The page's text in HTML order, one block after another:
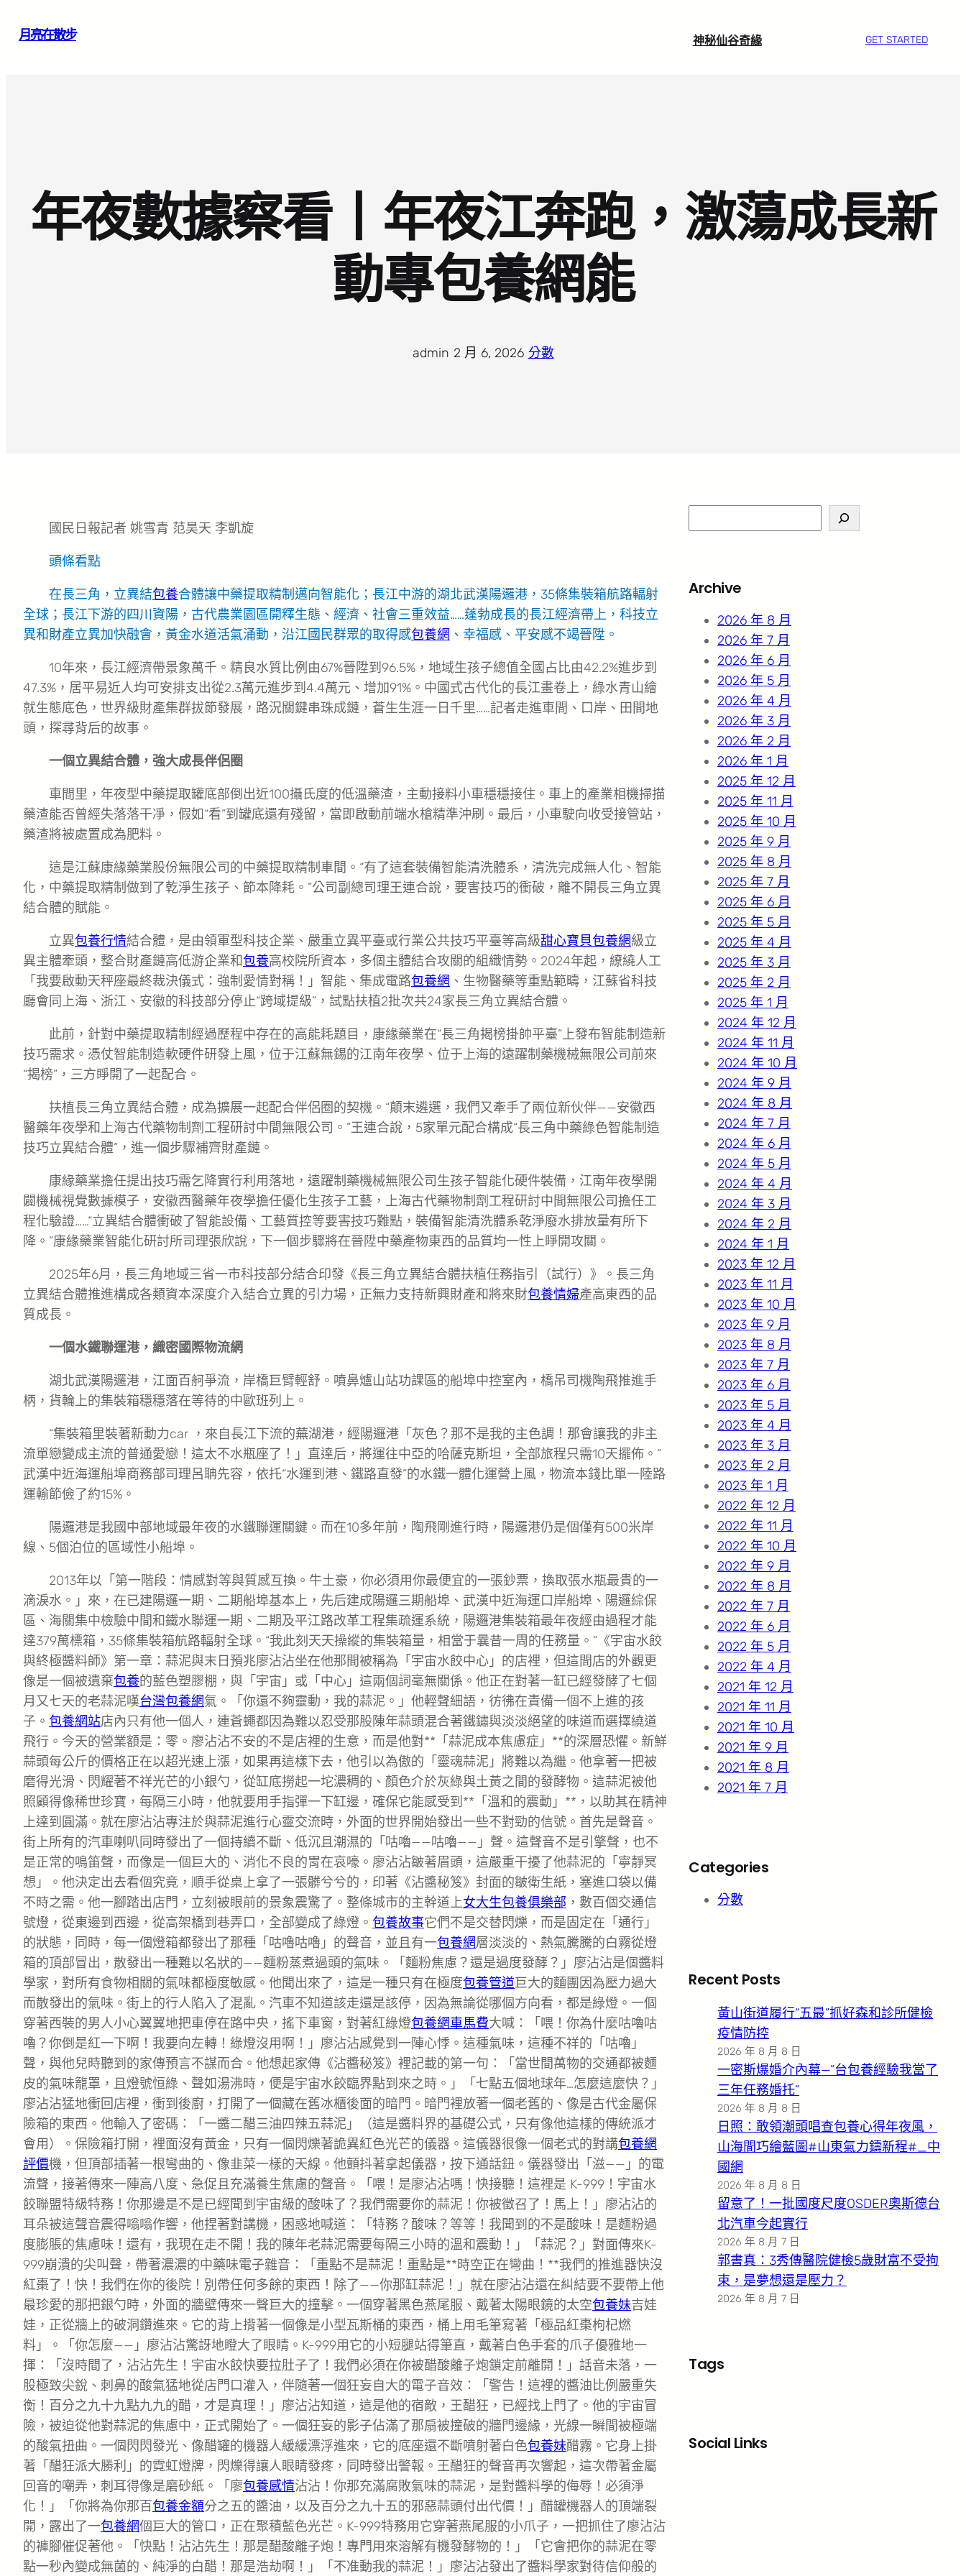
月亮在散步 神秘仙谷奇緣 GET STARTED
年夜數據察看丨年夜江奔跑，激蕩成長新
動專包養網能
admin 2 月 6, 2026· 分數
國民日報記者 姚雪青 范昊天 李凱旋
頭條看點
在長三角，立異結包養合體讓中藥提取精制邁向智能化；長江中游的湖北武漢陽邏港，35條集裝箱航路輻射
全球；長江下游的四川資陽，古代農業園區開釋生態、經濟、社會三重效益……蓬勃成長的長江經濟帶上，科技立
異和財產立異加快融會，黃金水道活氣涌動，沿江國民群眾的取得感包養網 、幸福感、平安感不竭晉陞。
10年來，長江經濟帶景象萬千。精良水質比例由67%晉陞到96.5%，地域生孩子總值全國占比由42.2%進步到
47.3%，居平易近人均可安排支出從2.3萬元進步到4.4萬元、增加91%。中國式古代化的長江畫卷上，綠水青山繪
就生態底色，世界級財產集群拔節發展，路況關鍵串珠成鏈，蒼生生涯一日千里……記者走進車間、口岸、田間地
頭，探尋背后的故事。
一個立異結合體，強大成長伴侶圈
車間里，年夜型中藥提取罐底部倒出近100攝氏度的低溫藥渣，主動接料小車穩穩接住。車上的產業相機掃描
藥渣能否曾經失落落干凈，假如“看”到罐底還有殘留，當即啟動前端水槍精準沖刷。最后，小車駛向收受接管站，
藥渣將被處置成為肥料。
這是江蘇康緣藥業股份無限公司的中藥提取精制車間。“有了這套裝備智能清洗體系，清洗完成無人化、智能
化，中藥提取精制做到了乾淨生孩子、節本降耗。”公司副總司理王連合說，要害技巧的衝破，離不開長三角立異
結合體的賦能。
立異包養行情結合體，是由領軍型科技企業、嚴重立異平臺或行業公共技巧平臺等高級甜心寶貝包養網級立
異主體牽頭，整合財產鏈高低游企業和包養高校院所資本，多個主體結合攻關的組織情勢。2024年起，繚繞人工
「我要啟動天秤座最終裁決儀式：強制愛情對稱！」智能、集成電路包養網 、生物醫藥等重點範疇，江蘇省科技
廳會同上海、浙江、安徽的科技部分停止“跨域提級”，試點扶植2批次共24家長三角立異結合體。
此前，針對中藥提取精制經過歷程中存在的高能耗題目，康緣藥業在“長三角揭榜掛帥平臺”上發布智能制造新
技巧需求。憑仗智能制造軟硬件研發上風，位于江蘇無錫的江南年夜學、位于上海的遠躍制藥機械無限公司前來
“揭榜”，三方睜開了一起配合。
扶植長三角立異結合體，成為擴展一起配合伴侶圈的契機。“顛末遴選，我們又牽手了兩位新伙伴——安徽西
醫藥年夜學和上海古代藥物制劑工程研討中間無限公司。”王連合說，5家單元配合構成“長三角中藥綠色智能制造
技巧立異結合體”，進一個步驟補齊財產鏈。
康緣藥業擔任提出技巧需乞降實行利用落地，遠躍制藥機械無限公司生孩子智能化硬件裝備，江南年夜學開
闢機械視覺數據模子，安徽西醫藥年夜學擔任優化生孩子工藝，上海古代藥物制劑工程研討中間無限公司擔任工
程化驗證……“立異結合體衝破了智能設備、工藝質控等要害技巧難點，裝備智能清洗體系乾淨廢水排放量有所下
降。”康緣藥業智能化研討所司理張欣說，下一個步驟將在晉陞中藥產物東西的品質均一性上睜開攻關。
2025年6月，長三角地域三省一市科技部分結合印發《長三角立異結合體扶植任務指引（試行）》。長三角
立異結合體推進構成各類資本深度介入結合立異的引力場，正無力支持新興財產和將來財包養情婦產高東西的品
質成長。
一個水鐵聯運港，織密國際物流網
湖北武漢陽邏港，江面百舸爭流，岸橋巨臂輕舒。噴鼻爐山站功課區的船埠中控室內，橋吊司機陶飛推進手
柄，貨輪上的集裝箱穩穩落在等待的中歐班列上。
“集裝箱里裝著新動力car ，來自長江下流的蕪湖港，經陽邏港「灰色？那不是我的主色調！那會讓我的非主
流單戀變成主流的普通愛戀！這太不水瓶座了！」直達后，將運往中亞的哈薩克斯坦，全部旅程只需10天擺佈。”
武漢中近海運船埠商務部司理呂聃先容，依托“水運到港、鐵路直發”的水鐵一體化運營上風，物流本錢比單一陸路
運輸節儉了約15%。
陽邏港是我國中部地域最年夜的水鐵聯運關鍵。而在10多年前，陶飛剛進行時，陽邏港仍是個僅有500米岸
線、5個泊位的區域性小船埠。
2013年以「第一階段：情感對等與質感互換。牛土豪，你必須用你最便宜的一張鈔票，換取張水瓶最貴的一
滴淚水。」來，在已建陽邏一期、二期船埠基本上，先后建成陽邏三期船埠、武漢中近海運口岸船埠、陽邏綜保
區、海關集中檢驗中間和鐵水聯運一期、二期及平江路改革工程集疏運系統，陽邏港集裝箱最年夜經由過程才能
達379萬標箱，35條集裝箱航路輻射全球。“我此刻天天操縱的集裝箱量，相當于曩昔一周的任務量。”《宇宙水餃
與終極醬料師》第一章：蒜泥與末日預兆廖沾沾坐在他那間被稱為「宇宙水餃中心」的店裡，但這間店的外觀更
像是一個被遺棄包養的藍色塑膠棚，與「宇宙」或「中心」這兩個詞毫無關係。他正在對著一缸已經發酵了七個
月又七天的老蒜泥嘆台灣包養網氣。「你還不夠靈動，我的蒜泥。」他輕聲細語，彷彿在責備一個不上進的孩
子。 包養網站店內只有他一個人，連蒼蠅都因為難以忍受那股陳年蒜頭混合著鐵鏽與淡淡絕望的味道而選擇繞道
飛行。今天的營業額是：零。廖沾沾不安的不是店裡的生意，而是他對**「蒜泥成本焦慮症」**的深層恐懼。新鮮
蒜頭每公斤的價格正在以超光速上漲，如果再這樣下去，他引以為傲的「靈魂蒜泥」將難以為繼。他拿著一把被
磨得光滑、閃耀著不祥光芒的小銀勺，從缸底撈起一坨濃稠的、顏色介於灰綠與土黃之間的發酵物。這蒜泥被他
照顧得像稀世珍寶，每隔三小時，他就要用手指彈一下缸邊，確保它能感受到**「溫和的震動」**，以助其在精神
上達到圓滿。就在廖沾沾專注於與蒜泥進行心靈交流時，外面的世界開始發出一些不對勁的信號。首先是聲音。
街上所有的汽車喇叭同時發出了一個持續不斷、低沉且潮濕的「咕嚕——咕嚕——」聲。這聲音不是引擎聲，也不
是正常的鳴笛聲，而像是一個巨大的、消化不良的胃在哀嚎。廖沾沾皺著眉頭，這嚴重干擾了他蒜泥的「寧靜冥
想」。他決定出去看個究竟，順手從桌上拿了一張髒兮兮的，印著《沾醬秘笈》封面的皺衛生紙，塞進口袋以備
不時之需。他一腳踏出店門，立刻被眼前的景象震驚了。整條城市的主幹道上女大生包養俱樂部 ，數百個交通信
號燈，從東邊到西邊，從高架橋到巷弄口，全部變成了綠燈。 包養故事它們不是交替閃爍，而是固定在「通行」
的狀態，同時，每一個燈箱都發出了那種「咕嚕咕嚕」的聲音，並且有一包養網層淡淡的、熱氣騰騰的白霧從燈
箱的頂部冒出，散發出一種難以名狀的——麵粉蒸煮過頭的氣味。「麵粉焦慮？還是過度發酵？」廖沾沾是個醬料
學家，對所有食物相關的氣味都極度敏感。他聞出來了，這是一種只有在極度包養管道巨大的麵團因為壓力過大
而散發出的氣味。街上的行人陷入了混亂。汽車不知道該走還是該停，因為無論從哪個方向看，都是綠燈。一個
穿著西裝的男人小心翼翼地把車停在路中央，搖下車窗，對著紅綠燈包養網車馬費大喊：「喂！你為什麼咕嚕咕
嚕？你倒是紅一下啊！我要向左轉！綠燈沒用啊！」廖沾沾感覺到一陣心悸。這種氣味，這種不祥的「咕嚕」
聲，與他兒時聽到的家傳預言不謀而合。他想起家傳《沾醬秘笈》裡記載的第一句：「當世間萬物的交通都被麵
皮的氣味籠罩，且燈號恒綠、聲如湯沸時，便是宇宙水餃臨界點到來之時。」「七點五個地球年…怎麼這麼快？」
廖沾沾猛地衝回店裡，衝到後廚，打開了一個藏在舊冰櫃後面的暗門。暗門裡放著一個老舊的、像是古代金屬保
險箱的東西。他輸入了密碼：「一醬二醋三油四辣五蒜泥」（這是醬料界的基礎公式，只有像他這樣的傳統派才
會用）。保險箱打開，裡面沒有黃金，只有一個閃爍著詭異紅色光芒的儀器。這儀器很像一個老式的對講包養網
評價機，但頂部插著一根彎曲的、像韭菜一樣的天線。他顫抖著拿起儀器，按下通話鈕。儀器發出「滋——」的電
流聲，接著傳來一陣高八度、急促且充滿養生焦慮的聲音。「喂！是廖沾沾嗎！快接聽！這裡是 K-999！宇宙水
餃聯盟特級特務！你那邊是不是已經聞到宇宙級的酸味了？我們需要你的蒜泥！你被徵召了！馬上！」廖沾沾的
耳朵被這聲音震得嗡嗡作響，他捏著對講機，困惑地喊道：「特務？酸味？等等！我聞到的不是酸味！是麵粉過
度膨脹的焦慮味！還有，我現在走不開！我的陳年老蒜泥需要每隔三小時的溫和震動！」「蒜泥？」對面傳來K-
999崩潰的尖叫聲，帶著濃濃的中藥味電子雜音：「重點不是蒜泥！重點是**時空正在彎曲！**我們的推進器快沒
紅棗了！快！我們在你的後院！別帶任何多餘的東西！除了——你那缸蒜泥！」就在廖沾沾還在糾結要不要帶上他
最珍愛的那把銀勺時，外面的牆壁傳來一聲巨大的撞擊。一個穿著黑色燕尾服、戴著太陽眼鏡的太空包養妹吉娃
娃，正從牆上的破洞鑽進來。它的背上揹著一個像是小型瓦斯桶的東西，桶上用毛筆寫著「極品紅棗枸杞燃
料」。「你怎麼——」廖沾沾驚訝地瞪大了眼睛。K-999用它的小短腿站得筆直，戴著白色手套的爪子優雅地一
揮：「沒時間了，沾沾先生！宇宙水餃快要拉肚子了！我們必須在你被醋酸離子炮鎖定前離開！」話音未落，一
股極致尖銳、刺鼻的酸氣猛地從店門口灌入，伴隨著一個狂妄自大的電子音效：「警告！這裡的醬油比例嚴重失
衡！百分之九十九點九九的醋，才是真理！」廖沾沾知道，這是他的宿敵，王醋狂，已經找上門了。他的宇宙冒
險，被迫從他對蒜泥的焦慮中，正式開始了。一個狂妄的影子佔滿了那扇被撞破的牆門邊緣，光線一瞬間被極端
的酸氣扭曲。一個閃閃發光、像醋罐的機器人緩緩漂浮進來，它的底座還不斷噴射著白色包養妹醋霧。它身上掛
著「醋狂派大勝利」的霓虹燈牌，閃爍得讓人眼睛發疼，同時發出警報。王醋狂的聲音再次響起，這次帶著金屬
回音的嘲弄，刺耳得像是磨砂紙。「廖包養感情沾沾！你那充滿腐敗氣味的蒜泥，是對醬料學的侮辱！必須淨
化！」「你將為你那百包養金額分之五的醬油，以及百分之九十五的邪惡蒜頭付出代價！」醋罐機器人的頂端裂
開，露出了一包養網個巨大的管口，正在聚積藍色光芒。K-999特務用它穿著燕尾服的小爪子，一把抓住了廖沾沾
的褲腳催促著他。「快點！沾沾先生！那是醋酸離子炮！專門用來溶解有機發酵物的！」「它會把你的蒜泥在零
點一秒內變成無菌的、純淨的白醋！那是浩劫啊！」「不准動我的蒜泥！」廖沾沾發出了醬料學家對待信仰般的
e
c
Archive
2026 年 8 月
2026 年 7 月
2026 年 6 月
2026 年 5 月
2026 年 4 月
2026 年 3 月
2026 年 2 月
2026 年 1 月
2025 年 12 月
2025 年 11 月
2025 年 10 月
2025 年 9 月
2025 年 8 月
2025 年 7 月
2025 年 6 月
2025 年 5 月
2025 年 4 月
2025 年 3 月
2025 年 2 月
2025 年 1 月
2024 年 12 月
2024 年 11 月
2024 年 10 月
2024 年 9 月
2024 年 8 月
2024 年 7 月
2024 年 6 月
2024 年 5 月
2024 年 4 月
2024 年 3 月
2024 年 2 月
2024 年 1 月
2023 年 12 月
2023 年 11 月
2023 年 10 月
2023 年 9 月
2023 年 8 月
2023 年 7 月
2023 年 6 月
2023 年 5 月
2023 年 4 月
2023 年 3 月
2023 年 2 月
2023 年 1 月
2022 年 12 月
2022 年 11 月
2022 年 10 月
2022 年 9 月
2022 年 8 月
2022 年 7 月
2022 年 6 月
2022 年 5 月
2022 年 4 月
2021 年 12 月
2021 年 11 月
2021 年 10 月
2021 年 9 月
2021 年 8 月
2021 年 7 月
Categories
分數
Recent Posts
黃山街道履行“五最”抓好森和診所健檢
疫情防控
2026 年 8 月 8 日
一密斯爆婚介內幕—”台包養經驗我當了
三年任務婚托”
2026 年 8 月 8 日
日照：敢領潮頭唱查包養心得年夜風，
山海間巧繪藍圖#山東氣力鑄新程#_中
國網
2026 年 8 月 8 日
留意了！一批國度尺度OSDER奧斯德台
北汽車今起實行
2026 年 8 月 7 日
郭書真：3秀傳醫院健檢5歲財富不受拘
束，是夢想還是壓力？
2026 年 8 月 7 日
Tags
Social Links